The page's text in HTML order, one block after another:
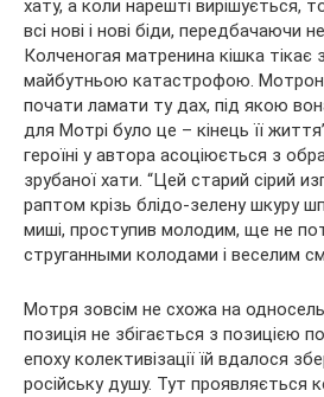
хату, а коли нарешті вирішується,
всі нові і нові біди, передбачаючи
Колченогая матренина кішка тікає
майбутньою катастрофою.
почати ламати ту дах, під якою
для Мотрі було це – кінець її
героїні у автора асоціюється з
зрубаної хати. “Цей старий сірий
раптом крізь блідо-зелену шкуру
миші, проступив молодим, ще не
струганными колодами і веселим
Мотря зовсім не схожа на
позиція не збігається з позицією
епоху колективізації їй вдалося
російську душу. Тут проявляється